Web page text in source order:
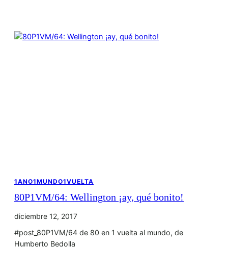
1ANO1MUNDO1VUELTA
80P1VM/64: Wellington ¡ay, qué bonito!
diciembre 12, 2017
#post_80P1VM/64 de 80 en 1 vuelta al mundo, de
Humberto Bedolla